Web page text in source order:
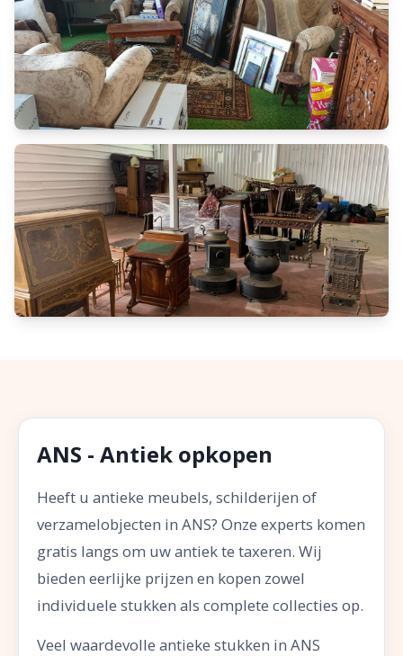
ANS - Antiek opkopen
Heeft u antieke meubels, schilderijen of
verzamelobjecten in ANS? Onze experts komen
gratis langs om uw antiek te taxeren. Wij
bieden eerlijke prijzen en kopen zowel
individuele stukken als complete collecties op.
Veel waardevolle antieke stukken in ANS